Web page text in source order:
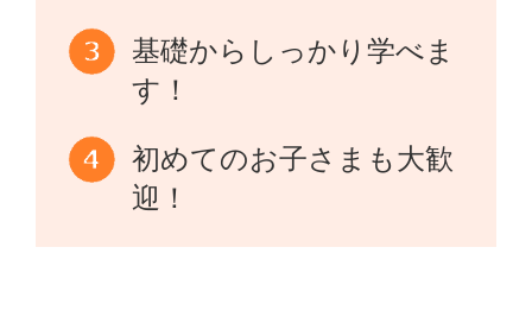
基礎からしっかり学べま
す！
初めてのお子さまも大歓
迎！